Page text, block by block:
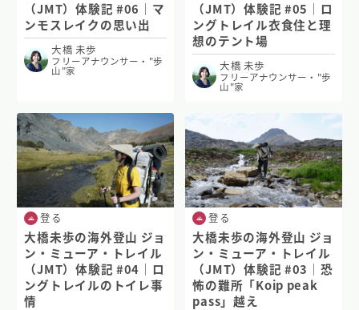
（JMT）体験記 #06｜マ
ンモスレイクの思い出
大橋 未歩
フリーアナウンサー・"歩
山"家
（JMT）体験記 #05｜ロ
ングトレイル衣食住と理
想のテント場
大橋 未歩
フリーアナウンサー・"歩
山"家
登る
大橋未歩の海外登山 ジョ
ン・ミューア・トレイル
（JMT）体験記 #04｜ロ
ングトレイルのトイレ事
情
登る
大橋未歩の海外登山 ジョ
ン・ミューア・トレイル
（JMT）体験記 #03｜恐
怖の難所「Koip peak
pass」越え